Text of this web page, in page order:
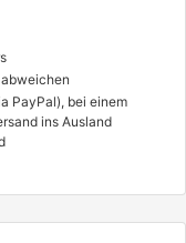
PayPal), bei einem
ins Ausland